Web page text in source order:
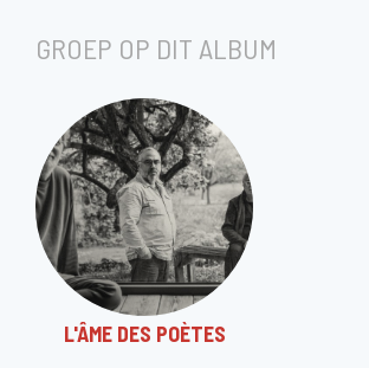
12. C'est extra / Comme à Ostende
13. Le temps ne fait rien à l'affaire / La
valse à mille temps
GROEP OP DIT ALBUM
L'ÂME DES POÈTES